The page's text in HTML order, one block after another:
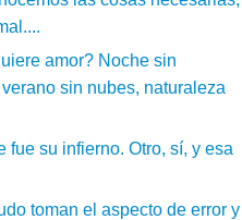
amor? Noche sin
sin nubes, naturaleza
fue su infierno. Otro, sí, y esa
toman el aspecto de error y